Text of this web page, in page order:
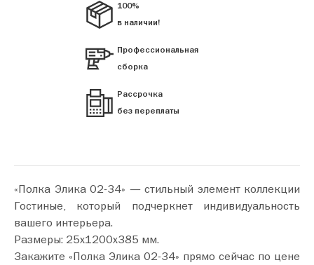
100%
в наличии!
Профессиональная
сборка
Рассрочка
без переплаты
«Полка Элика 02-34» — стильный элемент коллекции
Гостиные, который подчеркнет индивидуальность
вашего интерьера.
Размеры: 25х1200х385 мм.
Закажите «Полка Элика 02-34» прямо сейчас по цене